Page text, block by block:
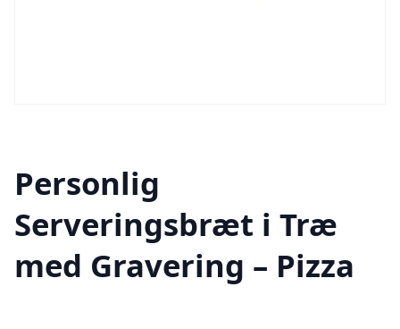
Personlig
Serveringsbræt i Træ
med Gravering – Pizza